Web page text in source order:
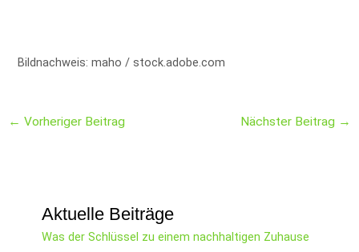
Bildnachweis: maho / stock.adobe.com
← Vorheriger Beitrag Nächster Beitrag →
Aktuelle Beiträge
Was der Schlüssel zu einem nachhaltigen Zuhause